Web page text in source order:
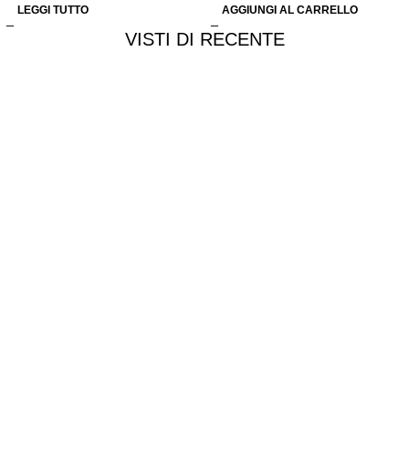
LEGGI TUTTO AGGIUNGI AL CARRELLO
VISTI DI RECENTE